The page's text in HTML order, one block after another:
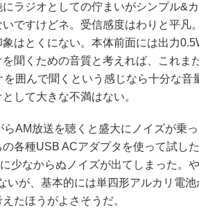
ラジオとしての佇まいがシンプル&
ですけどネ。受信感度はわりと平凡
はとくにない。本体前面には出力
聞くための音質と考えれば、これま
囲んで聞くという感じなら十分な音
して大きな不満はない。
AM放送を聴くと盛大にノイズが乗
各種USB ACアダプタを使って試し
少なからぬノイズが出てしまった。
いが、基本的には単四形アルカリ電
たほうがよさそうだ。